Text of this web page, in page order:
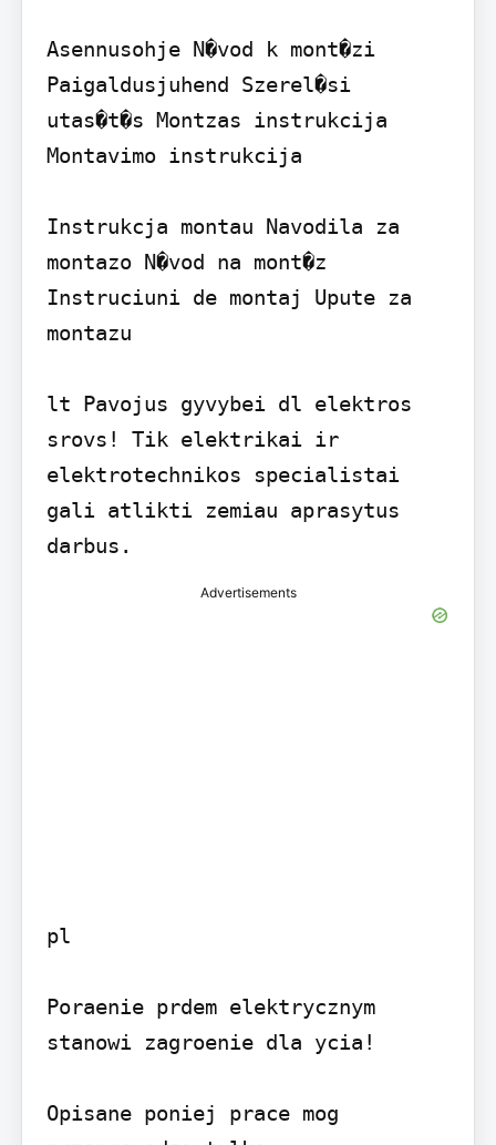
Asennusohje N�vod k mont�zi
Paigaldusjuhend Szerel�si
utas�t�s Montzas instrukcija
Montavimo instrukcija
Instrukcja montau Navodila za
montazo N�vod na mont�z
Instruciuni de montaj Upute za
montazu
lt Pavojus gyvybei dl elektros
srovs! Tik elektrikai ir
elektrotechnikos specialistai
gali atlikti zemiau aprasytus
darbus.
Advertisements
pl
Poraenie prdem elektrycznym
stanowi zagroenie dla ycia!
Opisane poniej prace mog